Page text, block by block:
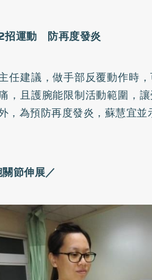
招運動 防再度發炎
任建議，做手部反覆動作時
，且護腕能限制活動範圍，
，為預防再度發炎，蘇慧宜
節伸展／